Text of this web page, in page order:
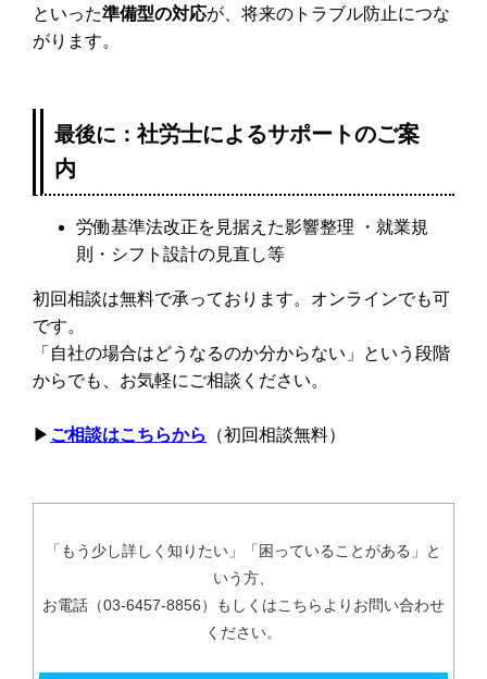
といった準備型の対応が、将来のトラブル防止につな
がります。
最後に： 社労士によるサポートのご案
内
労働基準法改正を見据えた影響整理 ・就業規
則・シフト設計の見直し等
初回相談は無料で承っております。オンラインでも可
です。
「自社の場合はどうなるのか分からない」という段階
からでも、お気軽にご相談ください。
▶︎ ご相談はこちらから （初回相談無料）
「もう少し詳しく知りたい」「困っていることがある」と
いう方、
お電話（03-6457-8856）もしくはこちらよりお問い合わせ
ください。